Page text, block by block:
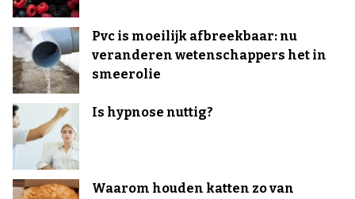
Pvc is moeilijk afbreekbaar: nu
veranderen wetenschappers het in
smeerolie
Is hypnose nuttig?
Waarom houden katten zo van